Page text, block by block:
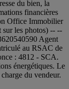
du bien, la
financières
Office Immobilier
les photos) -- --
Agent
au RSAC de
: 4812 - SCA.
énergétiques. Le
du vendeur.